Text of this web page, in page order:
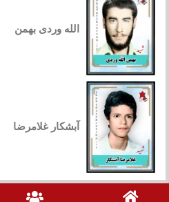
الله وردی بهمن
آبشکار غلامرضا